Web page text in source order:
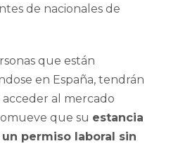
de nacionales de
que están
en España, tendrán
acceder al mercado
que su estancia
un permiso laboral sin